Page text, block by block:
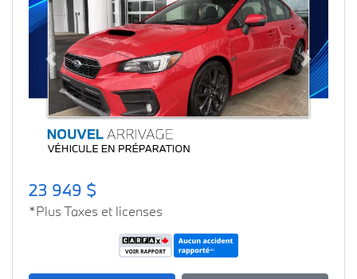
Previous Next
23 949 $
*Plus Taxes et licenses